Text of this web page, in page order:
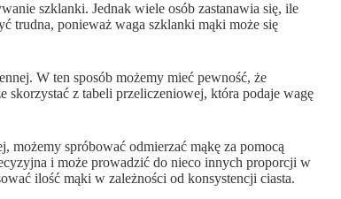
szklanki. Jednak wiele osób zastanawia się, ile
trudna, ponieważ waga szklanki mąki może się
W ten sposób możemy mieć pewność, że
skorzystać z tabeli przeliczeniowej, która podaje wagę
możemy spróbować odmierzać mąkę za pomocą
i może prowadzić do nieco innych proporcji w
ilość mąki w zależności od konsystencji ciasta.